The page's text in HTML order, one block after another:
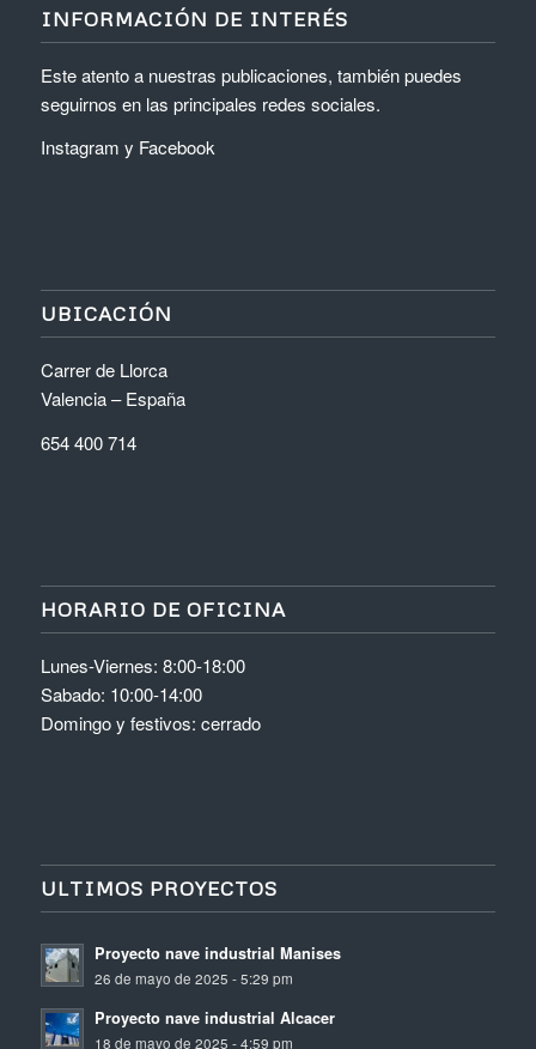
INFORMACIÓN DE INTERÉS
Este atento a nuestras publicaciones, también puedes
seguirnos en las principales redes sociales.
Instagram y Facebook
UBICACIÓN
Carrer de Llorca
Valencia – España
654 400 714
HORARIO DE OFICINA
Lunes-Viernes: 8:00-18:00
Sabado: 10:00-14:00
Domingo y festivos: cerrado
ULTIMOS PROYECTOS
Proyecto nave industrial Manises
26 de mayo de 2025 - 5:29 pm
Proyecto nave industrial Alcacer
18 de mayo de 2025 - 4:59 pm